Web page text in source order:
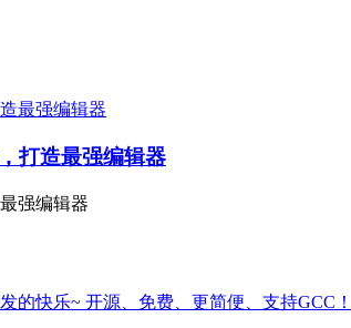
打造最强编辑器
强编辑器